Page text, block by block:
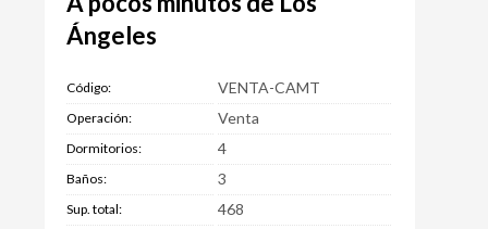
Ángeles
Código: VENTA-CAMT
Operación: Venta
Dormitorios: 4
Baños: 3
Sup. total: 468